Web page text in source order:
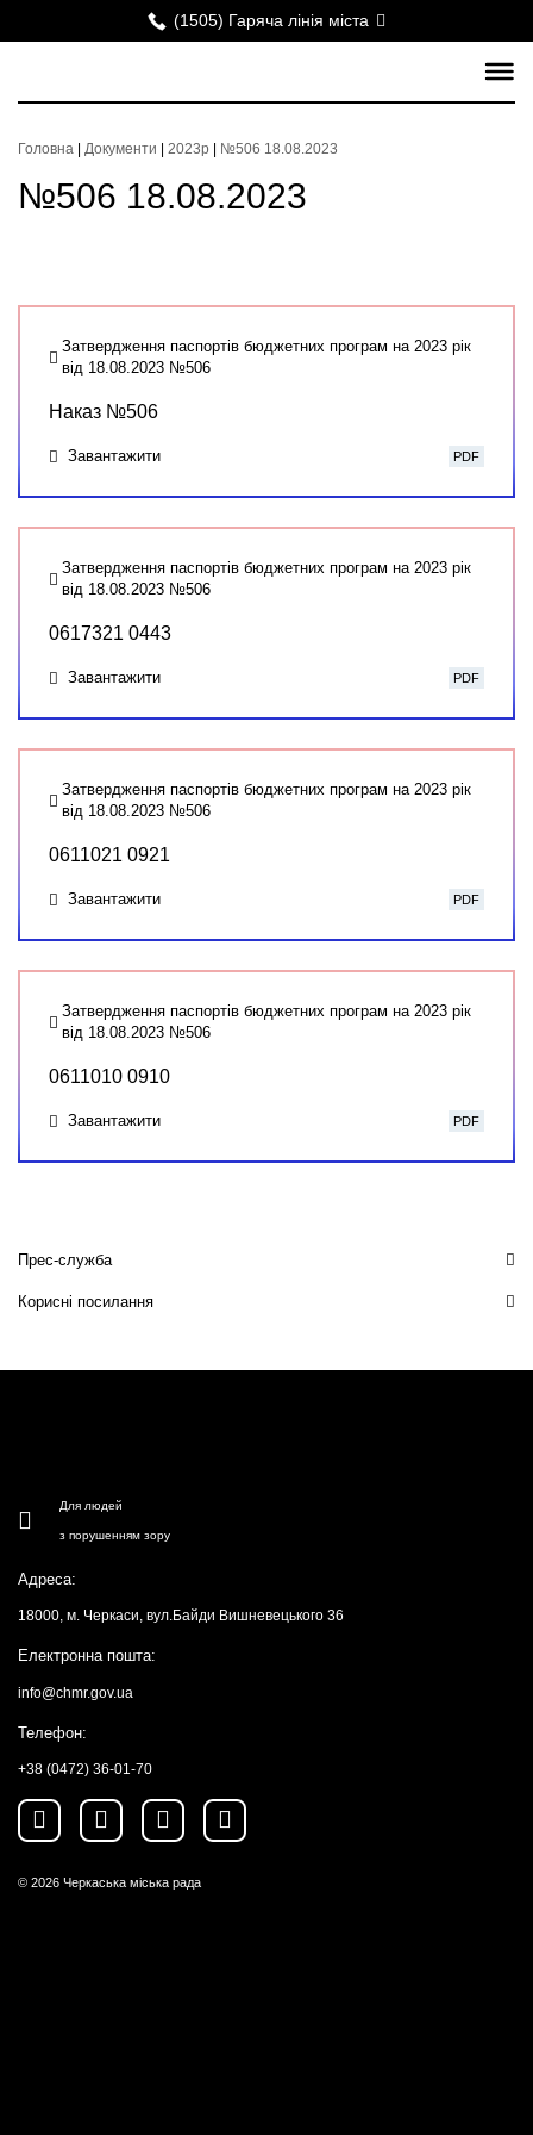
(1505) Гаряча лінія міста
Головна Документи 2023р №506 18.08.2023
№506 18.08.2023
Затвердження паспортів бюджетних програм на 2023 рік
від 18.08.2023 №506
Наказ №506
Завантажити PDF
Затвердження паспортів бюджетних програм на 2023 рік
від 18.08.2023 №506
0617321 0443
Завантажити PDF
Затвердження паспортів бюджетних програм на 2023 рік
від 18.08.2023 №506
0611021 0921
Завантажити PDF
Затвердження паспортів бюджетних програм на 2023 рік
від 18.08.2023 №506
0611010 0910
Завантажити PDF
Прес-служба
Корисні посилання
Для людей
з порушенням зору
Адреса:
18000, м. Черкаси, вул.Байди Вишневецького 36
Електронна пошта:
info@chmr.gov.ua
Телефон:
+38 (0472) 36-01-70
© 2026 Черкаська міська рада